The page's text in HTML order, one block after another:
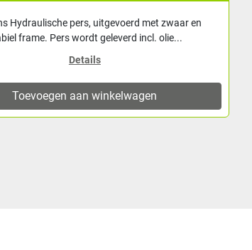
Hydraulische pers, uitgevoerd met zwaar en
frame. Pers wordt geleverd incl. olie...
Details
Toevoegen aan winkelwagen